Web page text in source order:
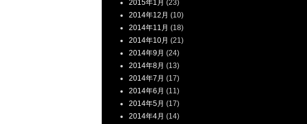
2015年1月 (23)
2014年12月 (10)
2014年11月 (18)
2014年10月 (21)
2014年9月 (24)
2014年8月 (13)
2014年7月 (17)
2014年6月 (11)
2014年5月 (17)
2014年4月 (14)